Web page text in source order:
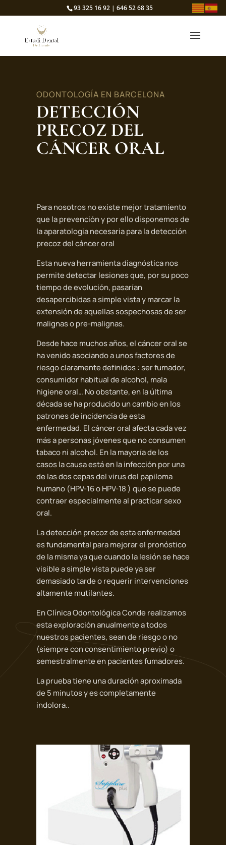
93 325 16 92 | 646 52 68 35
ODONTOLOGÍA EN BARCELONA
DETECCIÓN
PRECOZ DEL
CÁNCER ORAL
Para nosotros no existe mejor tratamiento
que la prevención y por ello disponemos de
la aparatologia necesaria para la detección
precoz del cáncer oral
Esta nueva herramienta diagnóstica nos
permite detectar lesiones que, por su poco
tiempo de evolución, pasarían
desapercibidas a simple vista y marcar la
extensión de aquellas sospechosas de ser
malignas o pre-malignas.
Desde hace muchos años, el cáncer oral se
ha venido asociando a unos factores de
riesgo claramente definidos : ser fumador,
consumidor habitual de alcohol, mala
higiene oral… No obstante, en la última
década se ha producido un cambio en los
patrones de incidencia de esta
enfermedad. El cáncer oral afecta cada vez
más a personas jóvenes que no consumen
tabaco ni alcohol. En la mayoría de los
casos la causa está en la infección por una
de las dos cepas del virus del papiloma
humano (HPV-16 o HPV-18 ) que se puede
contraer especialmente al practicar sexo
oral.
La detección precoz de esta enfermedad
es fundamental para mejorar el pronóstico
de la misma ya que cuando la lesión se hace
visible a simple vista puede ya ser
demasiado tarde o requerir intervenciones
altamente mutilantes.
En Clínica Odontológica Conde realizamos
esta exploración anualmente a todos
nuestros pacientes, sean de riesgo o no
(siempre con consentimiento previo) o
semestralmente en pacientes fumadores.
La prueba tiene una duración aproximada
de 5 minutos y es completamente
indolora..